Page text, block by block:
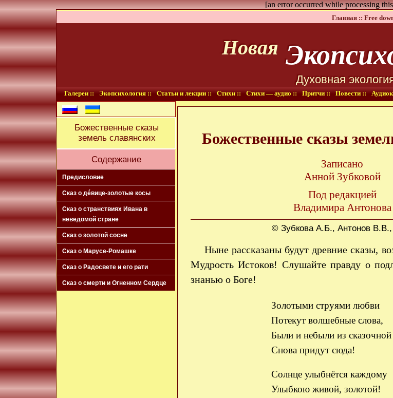
[an error occurred while processing
Главная :: Free
Новая
Духовная
Галереи :: Экопсихология :: Статьи и лекции :: Стихи :: Стихи — аудио :: Притчи :: Повести ::
Божественные сказы
земель славянских
Содержание
Предисловие
Сказ о дéвице-золотые косы
Сказ о странствиях Ивана в
неведомой стране
Сказ о золотой сосне
Сказ о Марусе-Ромашке
Сказ о Радосвете и его рати
Сказ о смерти и Огненном Сердце
Божественные сказы
Записано
Анной Зубковой
Под редакцией
Владимира Антонова
© Зубкова А.Б., Антонов В.В.,
Ныне рассказаны будут древние сказы,
Мудрость Истоков! Слушайте правду о
знанью о Боге!
Золотыми струями любви
Потекут волшебные слова,
Были и небыли из сказочной
Снова придут сюда!
Солнце улыбнётся каждому
Улыбкою живой, золотой!